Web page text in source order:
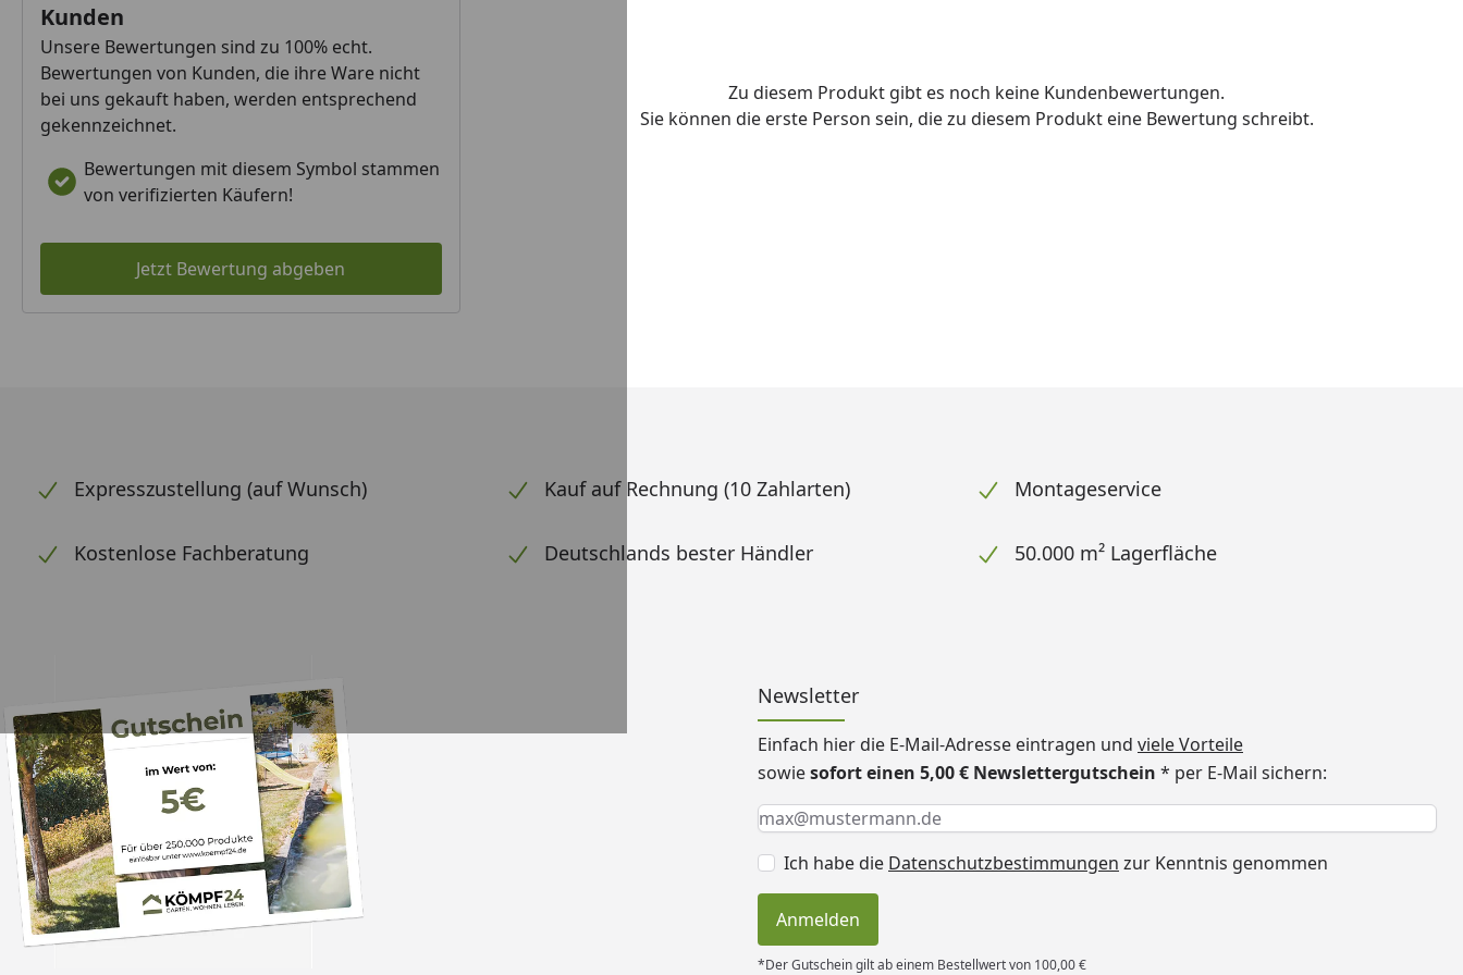
Kunden
Unsere Bewertungen sind zu 100% echt.
Bewertungen von Kunden, die ihre Ware nicht
bei uns gekauft haben, werden entsprechend
gekennzeichnet.
Bewertungen mit diesem Symbol stammen
von verifizierten Käufern!
Jetzt Bewertung abgeben
Zu diesem Produkt gibt es noch keine Kundenbewertungen.
Sie können die erste Person sein, die zu diesem Produkt eine Bewertung schreibt.
Expresszustellung (auf Wunsch) Kauf auf Rechnung (10 Zahlarten) Montageservice
Kostenlose Fachberatung Deutschlands bester Händler 50.000 m² Lagerfläche
Newsletter
Einfach hier die E-Mail-Adresse eintragen und viele Vorteile
sowiesofort einen 5,00 € Newslettergutschein * per E-Mail sichern:
Keine Eingabe erforderlich
Eingabe erforderlich
E-Mail *
Ich habe die Datenschutzbestimmungen zur Kenntnis genommen
Anmelden
*Der Gutschein gilt ab einem Bestellwert von 100,00 €